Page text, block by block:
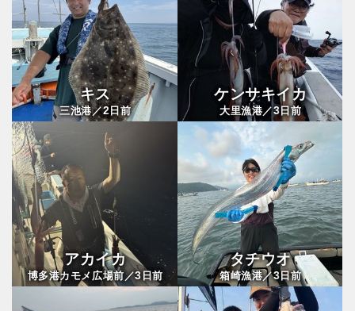
キス
三池港／2日前
ケンサキイカ
大里漁港／3日前
アカイカ
博多港カモメ広場前／3 日前
タチウオ
箱崎漁港／3日前